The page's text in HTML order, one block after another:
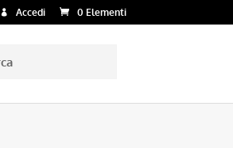
Accedi 0 Elementi